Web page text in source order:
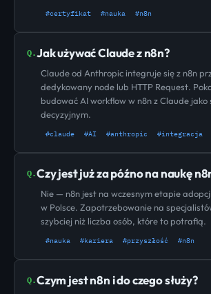
#certyfikat #nauka #n8n
Q.Jak używać Claude z n8n?
Claude od Anthropic integruje się z n8n
dedykowany node lub HTTP Request.
budować AI workflow w n8n z Claude jako
decyzyjnym.
#claude #AI #anthropic #integracja
Q.Czy jest już za późno na naukę
Nie — n8n jest na wczesnym etapie
w Polsce. Zapotrzebowanie na
szybciej niż liczba osób, które to potrafią.
#nauka #kariera #przyszłość #n8n
Q.Czym jest n8n i do czego służy?